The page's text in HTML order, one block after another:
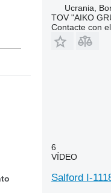
Ucrania,
TOV "AIKO
Contacte con
6
VÍDEO
Salford I-